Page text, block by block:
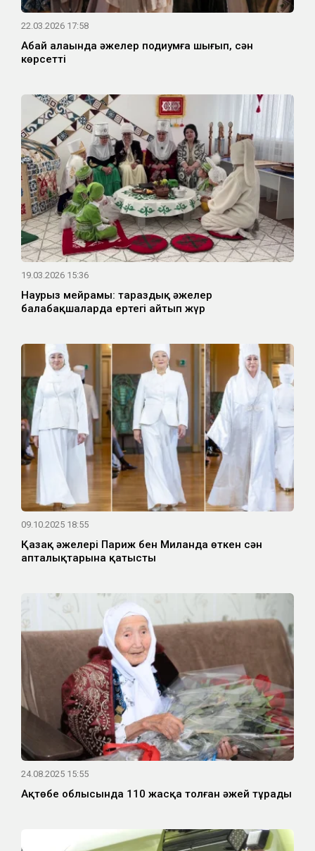
22.03.2026 17:58
Абай алаңында әжелер подиумға шығып, сән
көрсетті
19.03.2026 15:36
Наурыз мейрамы: тараздық әжелер
балабақшаларда ертегі айтып жүр
09.10.2025 18:55
Қазақ әжелері Париж бен Миланда өткен сән
апталықтарына қатысты
24.08.2025 15:55
Ақтөбе облысында 110 жасқа толған әжей тұрады